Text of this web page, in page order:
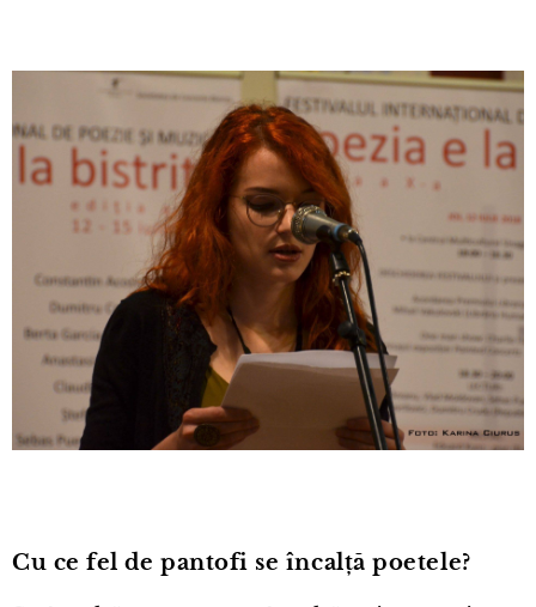
Cu ce fel de pantofi se încalță poetele?